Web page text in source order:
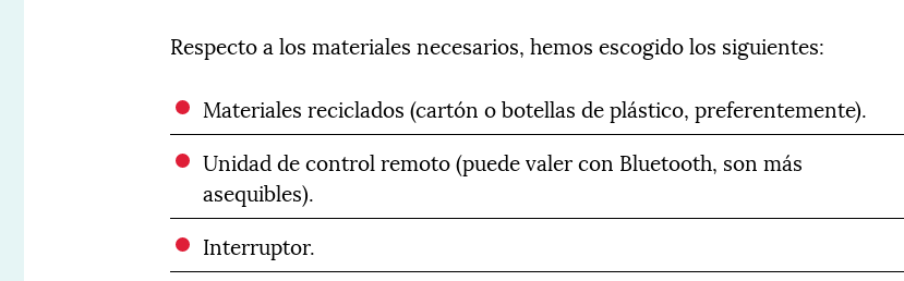
Respecto a los materiales necesarios, hemos escogido los siguientes:
Materiales reciclados (cartón o botellas de plástico, preferentemente).
Unidad de control remoto (puede valer con Bluetooth, son más
asequibles).
Interruptor.